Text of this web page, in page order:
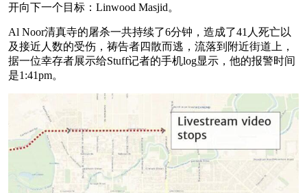
开向下一个目标：Linwood Masjid。
Al Noor清真寺的屠杀一共持续了6分钟，造成了41人死亡以
及接近人数的受伤，祷告者四散而逃，流落到附近街道上，
据一位幸存者展示给Stuff记者的手机log显示，他的报警时间
是1:41pm。